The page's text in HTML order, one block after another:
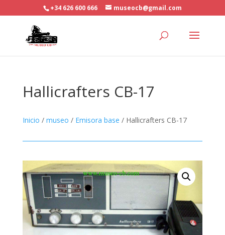
+34 626 600 666 museocb@gmail.com
Hallicrafters CB-17
Inicio / museo / Emisora base / Hallicrafters CB-17